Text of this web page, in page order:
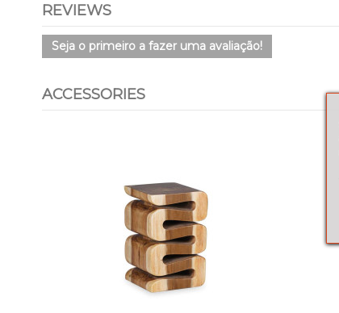
REVIEWS
Seja o primeiro a fazer uma avaliação!
ACCESSORIES